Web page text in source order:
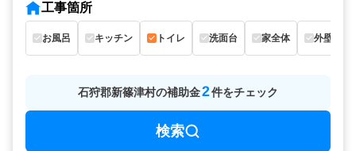
工事箇所
お風呂 キッチン トイレ 洗面台 家全体 外壁
石狩郡新篠津村の補助金2件をチェック
検索